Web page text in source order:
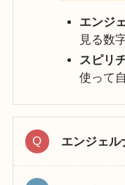
エンジ
見る数
スピリ
使って
エンジェル